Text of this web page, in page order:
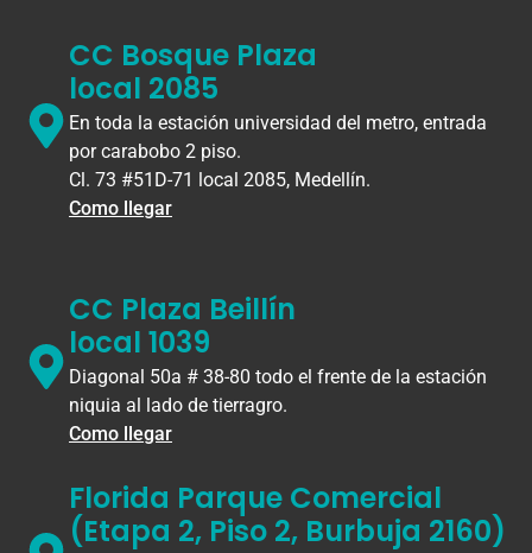
CC Bosque Plaza
local 2085
En toda la estación universidad del metro, entrada
por carabobo 2 piso.
Cl. 73 #51D-71 local 2085, Medellín.
Como llegar
CC Plaza Beillín
local 1039
Diagonal 50a # 38-80 todo el frente de la estación
niquia al lado de tierragro.
Como llegar
Florida Parque Comercial
(Etapa 2, Piso 2, Burbuja 2160)